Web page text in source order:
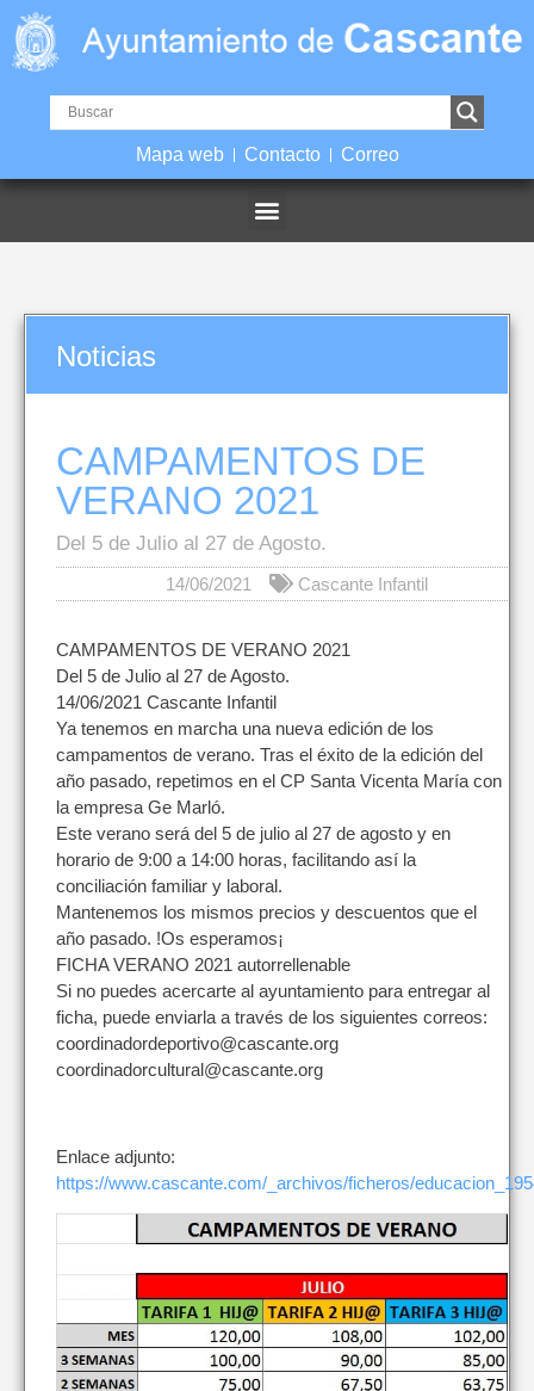
Mapa web Contacto Correo
Noticias
CAMPAMENTOS DE
VERANO 2021
Del 5 de Julio al 27 de Agosto.
14/06/2021 Cascante Infantil
CAMPAMENTOS DE VERANO 2021
Del 5 de Julio al 27 de Agosto.
14/06/2021 Cascante Infantil
Ya tenemos en marcha una nueva edición de los
campamentos de verano. Tras el éxito de la edición del
año pasado, repetimos en el CP Santa Vicenta María con
la empresa Ge Marló.
Este verano será del 5 de julio al 27 de agosto y en
horario de 9:00 a 14:00 horas, facilitando así la
conciliación familiar y laboral.
Mantenemos los mismos precios y descuentos que el
año pasado. !Os esperamos¡
FICHA VERANO 2021 autorrellenable
Si no puedes acercarte al ayuntamiento para entregar al
ficha, puede enviarla a través de los siguientes correos:
coordinadordeportivo@cascante.org
coordinadorcultural@cascante.org
Enlace adjunto:
https://www.cascante.com/_archivos/ficheros/